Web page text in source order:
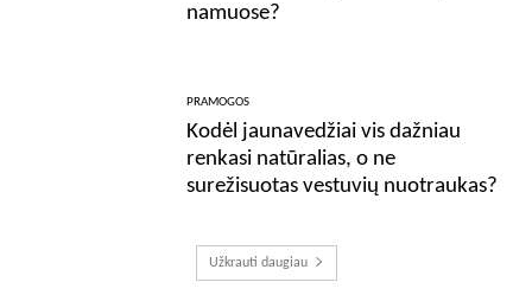
namuose?
PRAMOGOS
Kodėl jaunavedžiai vis dažniau
renkasi natūralias, o ne
surežisuotas vestuvių nuotraukas?
Užkrauti daugiau